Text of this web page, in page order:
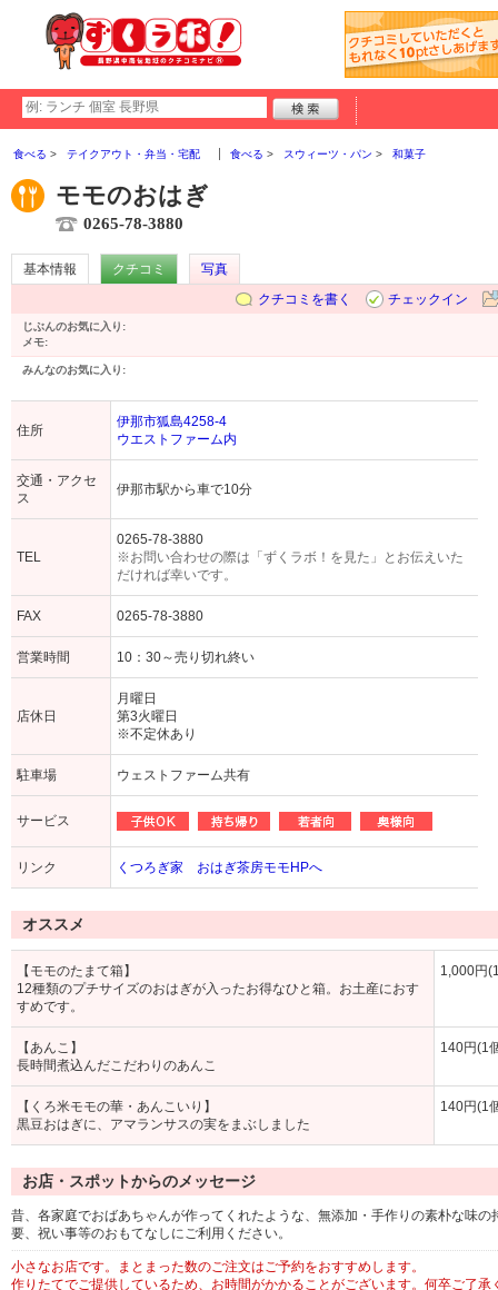
食べる テイクアウト・弁当・宅配 食べる スウィーツ・パン 和菓子
モモのおはぎ
0265-78-3880
基本情報 クチコミ
写真
クチコミを書く
チェックイン
じぶんのお気に入り:
メモ:
みんなのお気に入り:
住所
伊那市狐島4258-4
ウエストファーム内
交通・アクセ
ス
伊那市駅から車で10分
TEL
0265-78-3880
※お問い合わせの際は「ずくラボ！を見た」とお伝えいた
だければ幸いです。
FAX 0265-78-3880
営業時間 10：30～売り切れ終い
店休日
月曜日
第3火曜日
※不定休あり
駐車場 ウェストファーム共有
サービス
リンク くつろぎ家 おはぎ茶房モモHPへ
オススメ
【モモのたまて箱】
12種類のプチサイズのおはぎが入ったお得なひと箱。お土産におす
すめです。
1,000円
【あんこ】
長時間煮込んだこだわりのあんこ
140円(1
【くろ米モモの華・あんこいり】
黒豆おはぎに、アマランサスの実をまぶしました
140円(1
お店・スポットからのメッセージ
昔、各家庭でおばあちゃんが作ってくれたような、無添加・手作りの素朴な味
要、祝い事等のおもてなしにご利用ください。
小さなお店です。まとまった数のご注文はご予約をおすすめします。
作りたてでご提供しているため、お時間がかかることがございます。何卒ご了承